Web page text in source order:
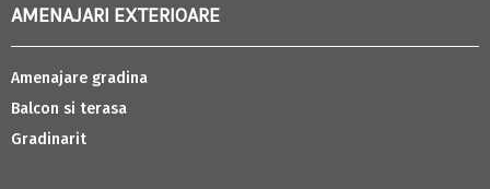
AMENAJARI EXTERIOARE
Amenajare gradina
Balcon si terasa
Gradinarit